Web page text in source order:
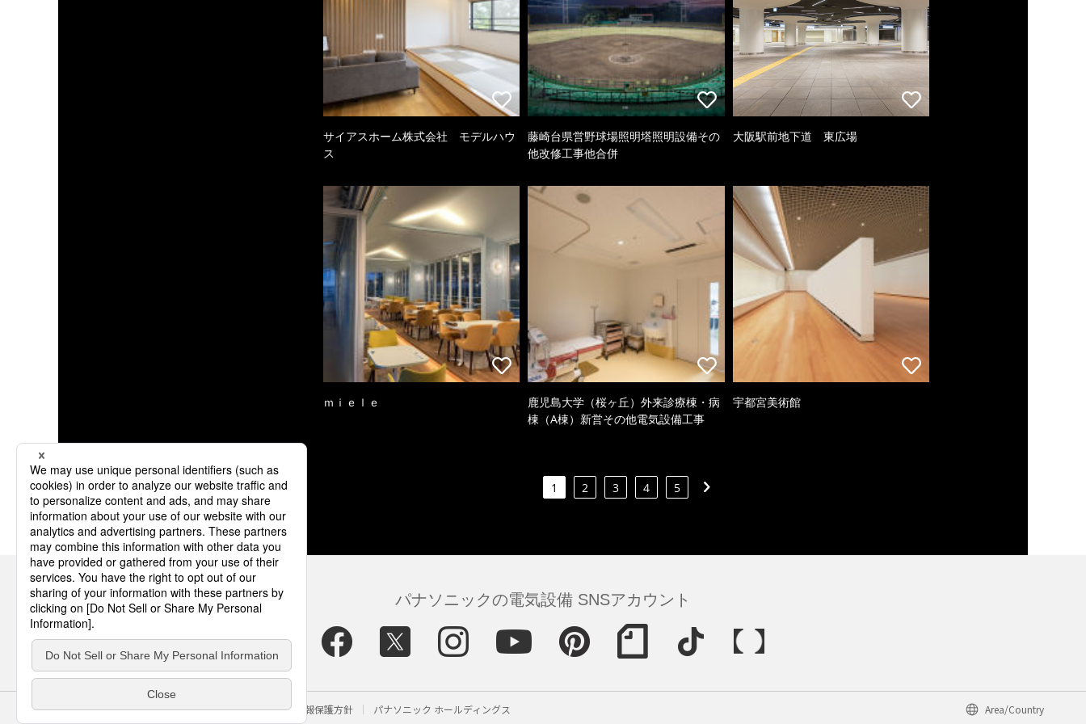
サイアスホーム株式会社 モデルハウ
ス
藤崎台県営野球場照明塔照明設備その
他改修工事他合併
大阪駅前地下道 東広場
ｍｉｅｌｅ
鹿児島大学（桜ヶ丘）外来診療棟・病
棟（A棟）新営その他電気設備工事
宇都宮美術館
1 2 3 4 5
パナソニックの電気設備 SNSアカウント
サイトのご利用にあたって クッキーポリシー 個人情報保護方針 パナソニック ホールディングス Area/Country